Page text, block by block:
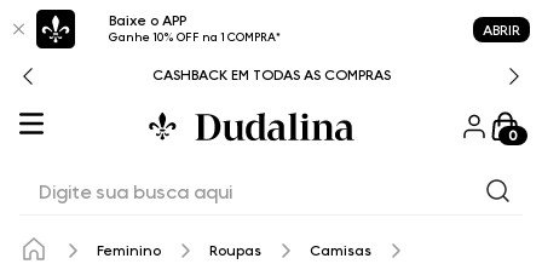
Baixe o APP
Ganhe 10% OFF na 1 COMPRA* ABRIR
CASHBACK EM TODAS AS COMPRAS
0
Feminino Roupas
Camisas